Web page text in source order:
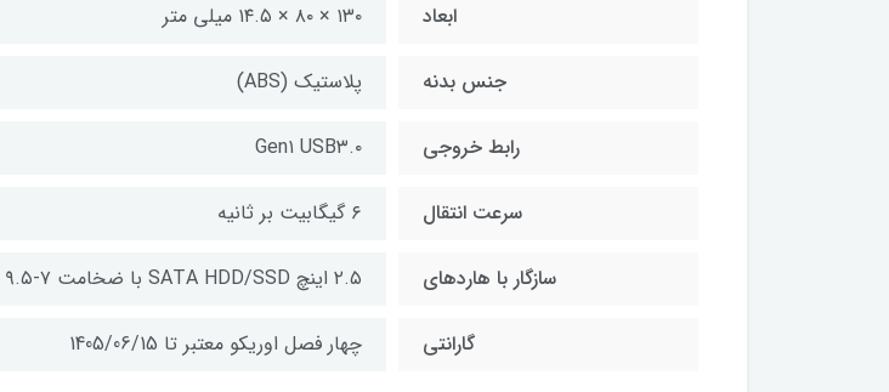
ابعاد ۱۳۰ × ۸۰ × ۱۴.۵ میلی متر
جنس بدنه پلاستیک (ABS)
رابط خروجی Gen۱ USB۳.۰
سرعت انتقال ۶ گیگابیت بر ثانیه
سازگار با هاردهای ۲.۵ اینچ SATA HDD/SSD با ضخامت ۷-۹.۵ میلی‌متری
گارانتی چهار فصل اوریکو معتبر تا 1405/06/15